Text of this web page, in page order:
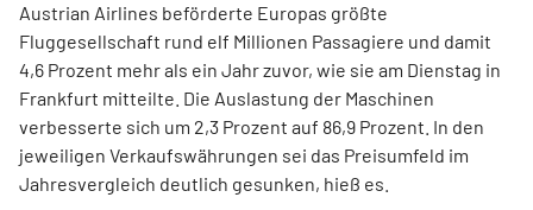
Austrian Airlines beförderte Europas größte
Fluggesellschaft rund elf Millionen Passagiere und damit
4,6 Prozent mehr als ein Jahr zuvor, wie sie am Dienstag in
Frankfurt mitteilte. Die Auslastung der Maschinen
verbesserte sich um 2,3 Prozent auf 86,9 Prozent. In den
jeweiligen Verkaufswährungen sei das Preisumfeld im
Jahresvergleich deutlich gesunken, hieß es.